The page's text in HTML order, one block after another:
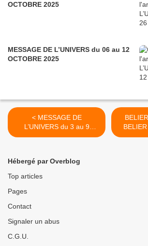
OCTOBRE 2025
MESSAGE DE L’UNIVERS du 06 au 12
OCTOBRE 2025
< MESSAGE DE
L’UNIVERS du 3 au 9
Janvier 2022
BELIER
2022 GUIDANCE ORACLE
Hébergé par Overblog
Top articles
Pages
Contact
Signaler un abus
C.G.U.